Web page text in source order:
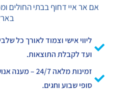
ליווי אישי וצמוד לאורך כל
ועד לקבלת התוצאות.
זמינות מלאה
סופי שבוע וחגים.